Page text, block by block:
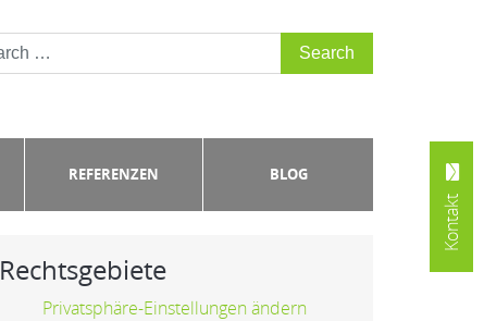
REFERENZEN BLOG
Rechtsgebiete
Privatsphäre-Einstellungen ändern
Kontakt